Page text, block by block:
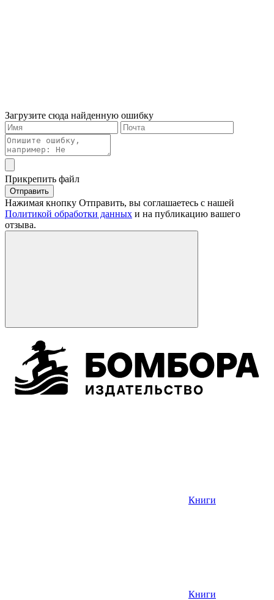
Загрузите сюда найденную ошибку
Прикрепить файл
Отправить
Нажимая кнопку Отправить, вы соглашаетесь с нашей
Политикой обработки данных и на публикацию вашего
отзыва.
Книги
Книги